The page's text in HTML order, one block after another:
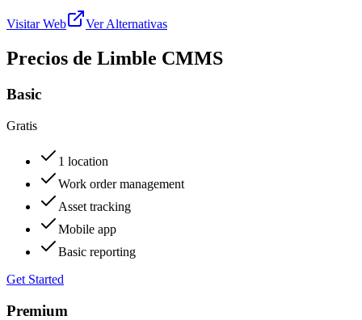
Visitar Web Ver Alternativas
Precios de Limble CMMS
Basic
Gratis
1 location
Work order management
Asset tracking
Mobile app
Basic reporting
Get Started
Premium